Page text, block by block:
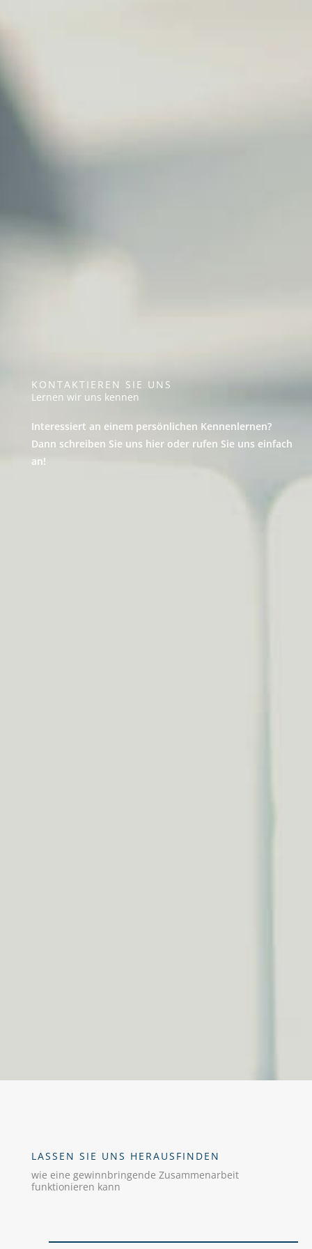
KONTAKTIEREN SIE UNS
Lernen wir uns kennen
Interessiert an einem persönlichen Kennenlernen?
Dann schreiben Sie uns hier oder rufen Sie uns einfach
an!
LASSEN SIE UNS HERAUSFINDEN
wie eine gewinnbringende Zusammenarbeit
funktionieren kann